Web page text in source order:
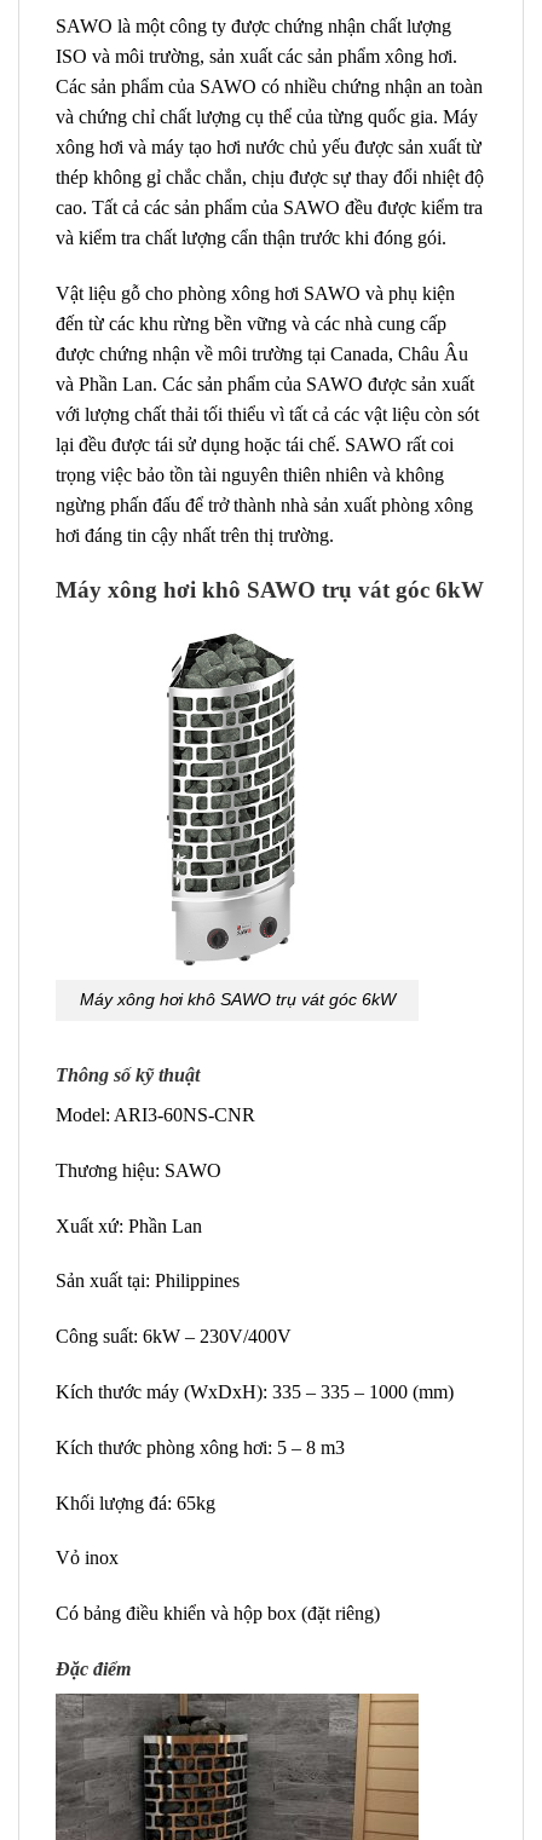
SAWO là một công ty được chứng nhận chất lượng
ISO và môi trường, sản xuất các sản phẩm xông hơi.
Các sản phẩm của SAWO có nhiều chứng nhận an toàn
và chứng chỉ chất lượng cụ thể của từng quốc gia. Máy
xông hơi và máy tạo hơi nước chủ yếu được sản xuất từ ​​
thép không gỉ chắc chắn, chịu được sự thay đổi nhiệt độ
cao. Tất cả các sản phẩm của SAWO đều được kiểm tra
và kiểm tra chất lượng cẩn thận trước khi đóng gói.
Vật liệu gỗ cho phòng xông hơi SAWO và phụ kiện
đến từ các khu rừng bền vững và các nhà cung cấp
được chứng nhận về môi trường tại Canada, Châu Âu
và Phần Lan. Các sản phẩm của SAWO được sản xuất
với lượng chất thải tối thiểu vì tất cả các vật liệu còn sót
lại đều được tái sử dụng hoặc tái chế. SAWO rất coi
trọng việc bảo tồn tài nguyên thiên nhiên và không
ngừng phấn đấu để trở thành nhà sản xuất phòng xông
hơi đáng tin cậy nhất trên thị trường.
Máy xông hơi khô SAWO trụ vát góc 6kW
Máy xông hơi khô SAWO trụ vát góc 6kW
Thông số kỹ thuật
Model: ARI3-60NS-CNR
Thương hiệu: SAWO
Xuất xứ: Phần Lan
Sản xuất tại: Philippines
Công suất: 6kW – 230V/400V
Kích thước máy (WxDxH): 335 – 335 – 1000 (mm)
Kích thước phòng xông hơi: 5 – 8 m3
Khối lượng đá: 65kg
Vỏ inox
Có bảng điều khiển và hộp box (đặt riêng)
Đặc điểm